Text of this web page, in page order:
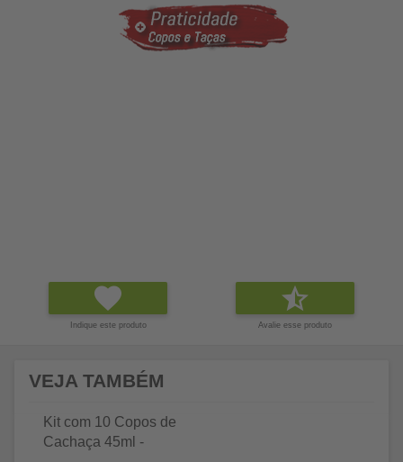
Indique este produto Avalie esse produto
VEJA TAMBÉM
Kit com 10 Copos de
Cachaça 45ml -